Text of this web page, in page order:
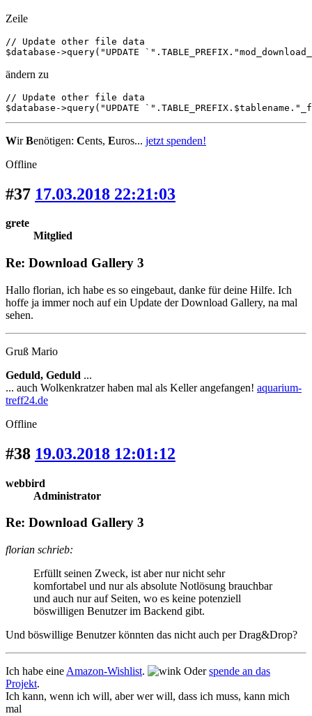
Zeile
// Update other file data
$database->query("UPDATE
ändern zu
// Update other file data
$database->query("UPDATE
WirBenötigen: Cents, Euros... jetzt spenden!
Offline
#37 17.03.2018 22:21:03
grete
Mitglied
Re: Download Gallery 3
Hallo florian, ich habe es so eingebaut, danke für deine Hilfe. Ich
hoffe ja immer noch auf ein Update der Download Gallery, na mal
sehen.
Gruß Mario
Geduld, Geduld ...
... auch Wolkenkratzer haben mal als Keller angefangen! aquarium-
treff24.de
Offline
#38 19.03.2018 12:01:12
webbird
Administrator
Re: Download Gallery 3
florian schrieb:
Erfüllt seinen Zweck, ist aber nur nicht sehr
komfortabel und nur als absolute Notlösung brauchbar
und auch nur auf Seiten, wo es keine potenziell
böswilligen Benutzer im Backend gibt.
Und böswillige Benutzer könnten das nicht auch per Drag&Drop?
Ich habe eine Amazon-Wishlist. Oderspende an das
Projekt.
Ich kann, wenn ich will, aber wer will, dass ich muss, kann mich
mal